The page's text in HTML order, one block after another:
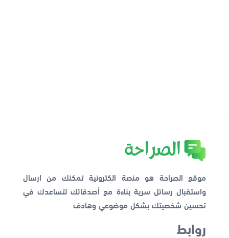
موقع الصراحة هو منصة الكترونية تمكنك من ارسال
واستقبال رسائل سرية بناءة مع أصدقائك لتساعدك في
تحسين شخصيتك بشكل موضوعي وهادف
روابط